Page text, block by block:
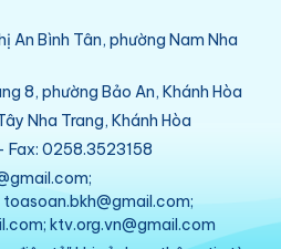
An Bình Tân, phường Nam Nha
8, phường Bảo An, Khánh Hòa
Nha Trang, Khánh Hòa
0258.3523158
ktv.org.vn@gmail.com